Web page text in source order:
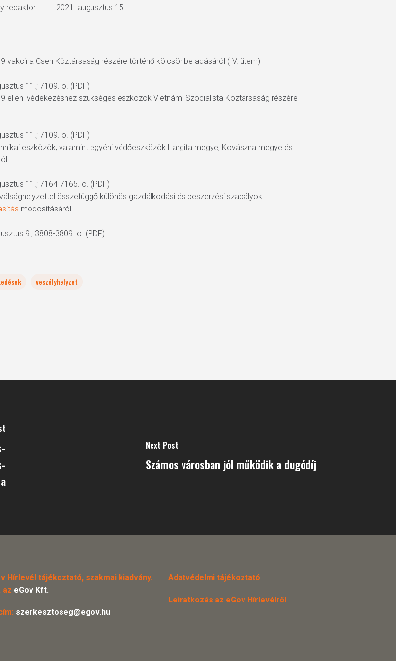
redaktor 2021. augusztus 15.
vakcina Cseh Köztársaság részére történő kölcsönbe adásáról (IV. ütem)
11.; 7109. o. (PDF)
elleni védekezéshez szükséges eszközök Vietnámi Szocialista Köztársaság részére
11.; 7109. o. (PDF)
eszközök, valamint egyéni védőeszközök Hargita megye, Kovászna megye és
11.; 7164-7165. o. (PDF)
összefüggő különös gazdálkodási és beszerzési szabályok
módosításáról
9.; 3808-3809. o. (PDF)
veszélyhelyzet
Next Post
Számos városban jól működik a dugódíj
Hírlevél tájékoztató, szakmai kiadvány.
az eGov Kft.
szerkesztoseg@egov.hu
Adatvédelmi tájékoztató
Leiratkozás az eGov Hírlevélről